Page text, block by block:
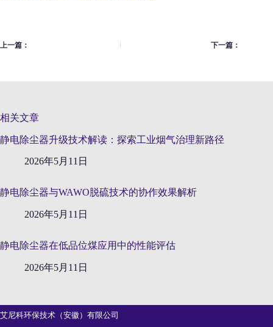
上一篇： 下一篇：
相关文章
静电除尘器升级技术解读：探索工业烟气治理新路径
2026年5月11日
静电除尘器与WAWO脱硫技术的协作效果解析
2026年5月11日
静电除尘器在低品位煤应用中的性能评估
2026年5月11日
艾尼科环保技术（安徽）有限公司